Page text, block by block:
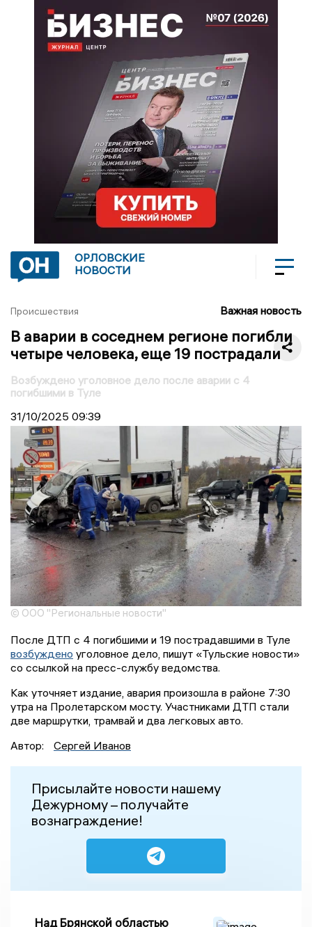
ОРЛОВСКИЕ
НОВОСТИ
Происшествия Важная новость
В аварии в соседнем регионе погибли
четыре человека, еще 19 пострадали
Возбуждено уголовное дело после аварии с 4
погибшими в Туле
31/10/2025 09:39
© ООО "Региональные новости"
После ДТП с 4 погибшими и 19 пострадавшими в Туле
возбуждено уголовное дело, пишут «Тульские новости»
со ссылкой на пресс-службу ведомства.
Как уточняет издание, авария произошла в районе 7:30
утра на Пролетарском мосту. Участниками ДТП стали
две маршрутки, трамвай и два легковых авто.
Автор:
Сергей Иванов
Присылайте новости нашему
Дежурному – получайте
вознаграждение!
Над Брянской областью